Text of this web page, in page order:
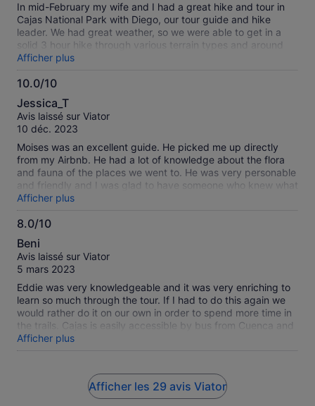
In mid-February my wife and I had a great hike and tour in
Cajas National Park with Diego, our tour guide and hike
leader. We had great weather, so we were able to get in a
solid 3 hour hike through various terrain types and around
many lakes. Diego adjusted our hike to challenge us and to
make us earn, through solid cardio, a great lunch. The
landscape was incredible and Diego's explanation of the
education. The natural beauty of the park, the excellent
guidance of Diego and a feeling of cardio accomplishment
made for a great day.
Afficher plus
10.0/10
10.0
sur
10
Jessica_T
Avis laissé sur Viator
10 déc. 2023
Moises was an excellent guide. He picked me up directly
from my Airbnb. He had a lot of knowledge about the flora
and fauna of the places we went to. He was very personable
and friendly and I was glad to have someone who knew what
they were doing.
Afficher plus
8.0/10
8.0
sur
10
Beni
Avis laissé sur Viator
5 mars 2023
Eddie was very knowledgeable and it was very enriching to
learn so much through the tour. If I had to do this again we
would rather do it on our own in order to spend more time in
the trails. Cajas is easily accessible by bus from Cuenca and
there is no entrance fees, as for all national parks in Ecuador.
The price of the tour was just too high to justify the expense
our own would have been way less expensive and that we
could have enjoyed the nature and trails even longer.
Afficher plus
Afficher les 29 avis Viator